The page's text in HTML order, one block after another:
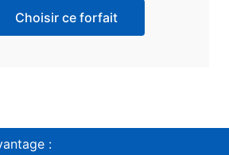
Choisir ce forfait
: